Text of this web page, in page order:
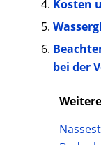
Kosten
bei der